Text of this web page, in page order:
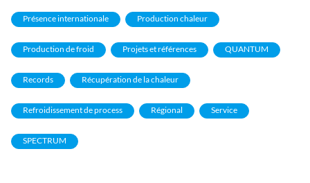
Présence internationale Production chaleur
Production de froid Projets et références QUANTUM
Records Récupération de la chaleur
Refroidissement de process Régional Service
SPECTRUM